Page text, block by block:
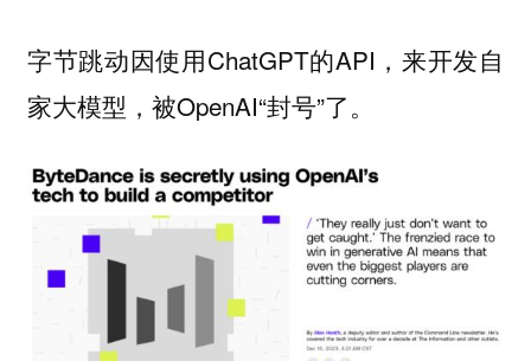
字节跳动因使用ChatGPT的API，来开发自
家大模型，被OpenAI“封号”了。